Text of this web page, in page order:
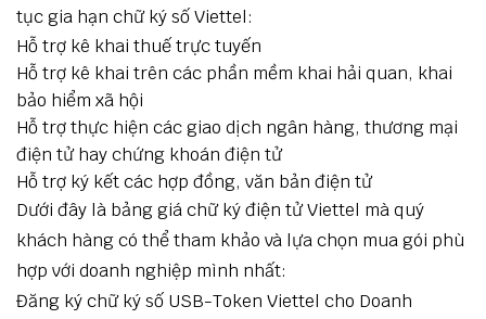
tục gia hạn chữ ký số Viettel:
Hỗ trợ kê khai thuế trực tuyến
Hỗ trợ kê khai trên các phần mềm khai hải quan, khai
bảo hiểm xã hội
Hỗ trợ thực hiện các giao dịch ngân hàng, thương mại
điện tử hay chứng khoán điện tử
Hỗ trợ ký kết các hợp đồng, văn bản điện tử
Dưới đây là bảng giá chữ ký điện tử Viettel mà quý
khách hàng có thể tham khảo và lựa chọn mua gói phù
hợp với doanh nghiệp mình nhất:
Đăng ký chữ ký số USB-Token Viettel cho Doanh